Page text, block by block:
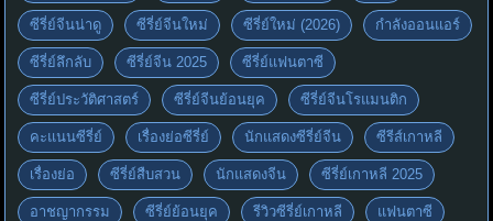
ซีรี่ย์จีนน่าดู ซีรี่ย์จีนใหม่ ซีรี่ย์ใหม่ (2026) กำลังออนแอร์
ซีรี่ย์ลึกลับ ซีรี่ย์จีน 2025 ซีรี่ย์แฟนตาซี
ซีรี่ย์ประวัติศาสตร์ ซีรี่ย์จีนย้อนยุค ซีรี่ย์จีนโรแมนติก
คะแนนซีรี่ย์ เรื่องย่อซีรี่ย์ นักแสดงซีรี่ย์จีน ซีรีส์เกาหลี
เรื่องย่อ ซีรี่ย์สืบสวน นักแสดงจีน ซีรี่ย์เกาหลี 2025
อาชญากรรม ซีรี่ย์ย้อนยุค รีวิวซีรี่ย์เกาหลี แฟนตาซี